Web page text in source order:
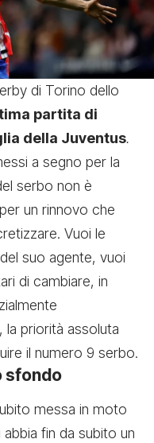
di Torino dello
partita di
della Juventus.
a segno per la
serbo non è
un rinnovo che
Vuoi le
suo agente, vuoi
di cambiare, in
la priorità assoluta
il numero 9 serbo.
sfondo
messa in moto
fin da subito un